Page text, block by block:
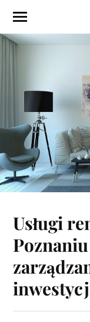
Usługi